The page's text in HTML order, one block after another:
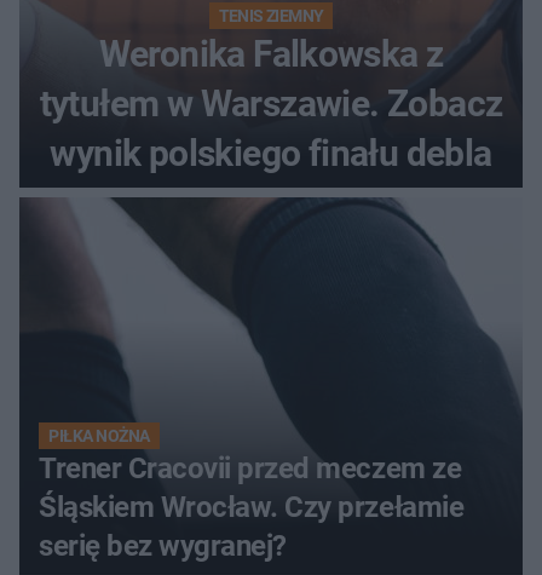
TENIS ZIEMNY
Weronika Falkowska z
tytułem w Warszawie. Zobacz
wynik polskiego finału debla
PIŁKA NOŻNA
Trener Cracovii przed meczem ze
Śląskiem Wrocław. Czy przełamie
serię bez wygranej?